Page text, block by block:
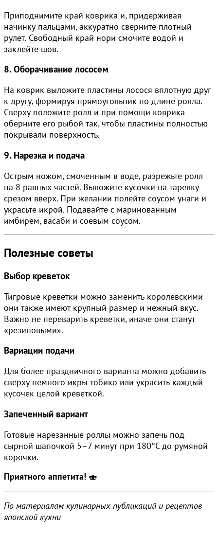
Приподнимите край коврика и, придерживая
начинку пальцами, аккуратно сверните плотный
рулет. Свободный край нори смочите водой и
заклейте шов.
8. Оборачивание лососем
На коврик выложите пластины лосося вплотную друг
к другу, формируя прямоугольник по длине ролла.
Сверху положите ролл и при помощи коврика
оберните его рыбой так, чтобы пластины полностью
покрывали поверхность.
9. Нарезка и подача
Острым ножом, смоченным в воде, разрежьте ролл
на 8 равных частей. Выложите кусочки на тарелку
срезом вверх. При желании полейте соусом унаги и
украсьте икрой. Подавайте с маринованным
имбирем, васаби и соевым соусом.
Полезные советы
Выбор креветок
Тигровые креветки можно заменить королевскими —
они также имеют крупный размер и нежный вкус.
Важно не переварить креветки, иначе они станут
«резиновыми».
Вариации подачи
Для более праздничного варианта можно добавить
сверху немного икры тобико или украсить каждый
кусочек целой креветкой.
Запеченный вариант
Готовые нарезанные роллы можно запечь под
сырной шапочкой 5–7 минут при 180°C до румяной
корочки.
Приятного аппетита! 🍣
По материалам кулинарных публикаций и рецептов
японской кухни